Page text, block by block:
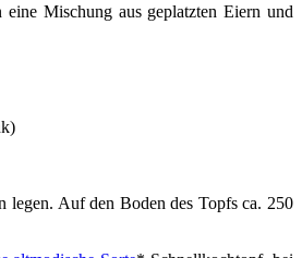
Mischung aus geplatzten Eiern und
legen. Auf den Boden des Topfs ca. 250